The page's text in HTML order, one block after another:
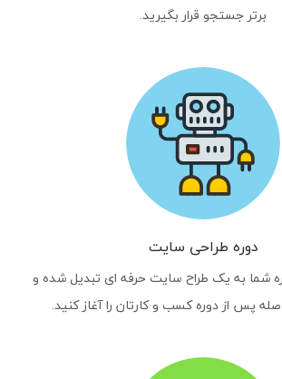
برتر جستجو قرار بگیرید.
دوره طراحی سایت
شما به یک طراح سایت حرفه ای تبدیل شده و
پس از دوره کسب و کارتان را آغاز کنید.